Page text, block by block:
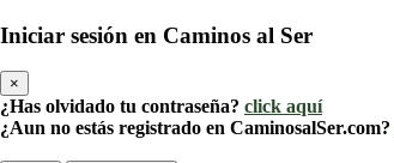
Iniciar sesión en Caminos al Ser
×
¿Has olvidado tu contraseña? click aquí
¿Aun no estás registrado en CaminosalSer.com?